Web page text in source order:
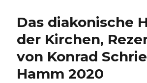
Rezension
Konrad
Schrieder,
Hamm
2020
Das diakonische
der Kirchen,
von Konrad
Hamm 2020